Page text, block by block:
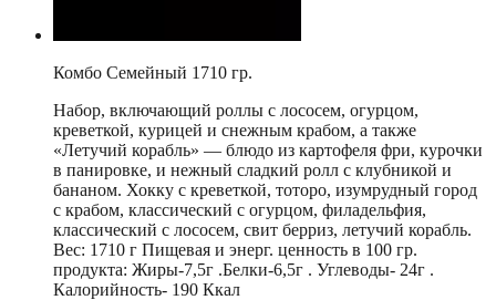
Комбо Семейный 1710 гр.
Набор, включающий роллы с лососем, огурцом,
креветкой, курицей и снежным крабом, а также
«Летучий корабль» — блюдо из картофеля фри, курочки
в панировке, и нежный сладкий ролл с клубникой и
бананом. Хокку с креветкой, тоторо, изумрудный город
с крабом, классический с огурцом, филадельфия,
классический с лососем, свит берриз, летучий корабль.
Вес: 1710 г Пищевая и энерг. ценность в 100 гр.
продукта: Жиры-7,5г .Белки-6,5г . Углеводы- 24г .
Калорийность- 190 Ккал